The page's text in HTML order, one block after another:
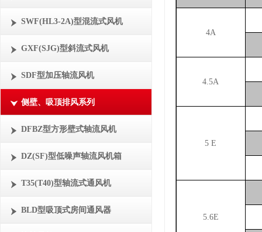
SWF(HL3-2A)型混流式风机
GXF(SJG)型斜流式风机
SDF型加压轴流风机
侧壁、吸顶排风系列
DFBZ型方形壁式轴流风机
DZ(SF)型低噪声轴流风机箱
T35(T40)型轴流式通风机
BLD型吸顶式房间通风器
4A
4.5A
5 E
5.6E